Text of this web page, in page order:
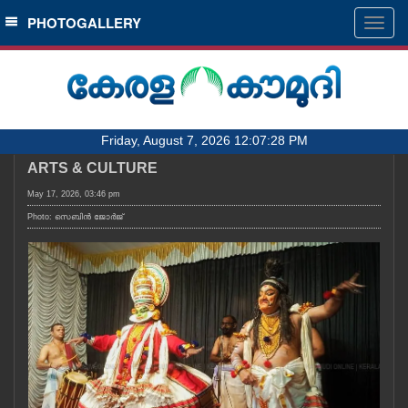
SECTIONS
HOME
NOTIFIED NEWS
KERALA
LOCAL
OBITUARY
NEWS 360
PHOTOGALLERY
Friday, August 7, 2026 12:07:28 PM
ARTS & CULTURE
May 17, 2026, 03:46 pm
Photo: സെബിൻ ജോർജ്